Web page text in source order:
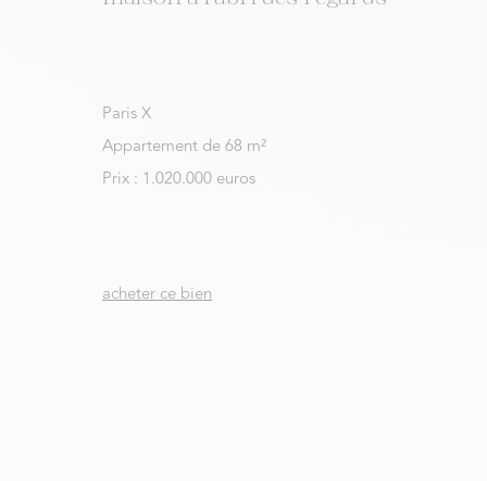
Paris X
Appartement de 68 m²
Prix : 1.020.000 euros
acheter ce bien